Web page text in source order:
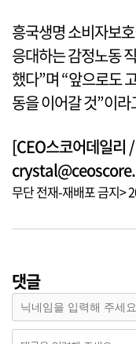
흥국생명 소비자보
응대하는 감정노동
했다”며 “앞으로도
동을 이어갈 것”이라
[CEO스코어데일리
무단 전재-재배포 금지>
댓글